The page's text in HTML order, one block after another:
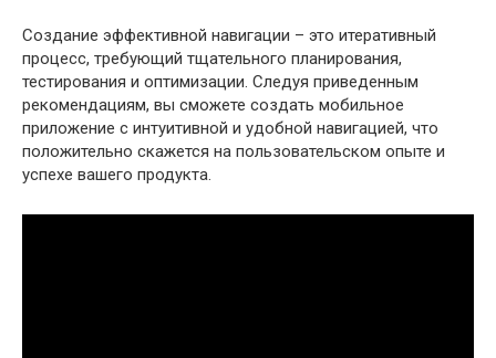
Создание эффективной навигации – это итеративный
процесс, требующий тщательного планирования,
тестирования и оптимизации. Следуя приведенным
рекомендациям, вы сможете создать мобильное
приложение с интуитивной и удобной навигацией, что
положительно скажется на пользовательском опыте и
успехе вашего продукта.